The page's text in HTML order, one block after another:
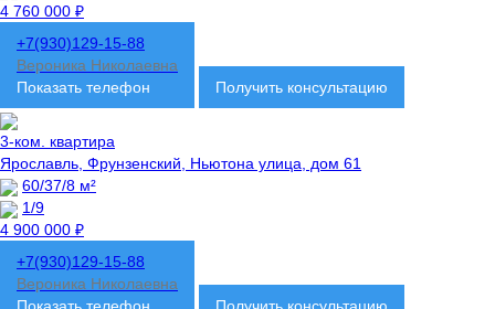
4 760 000 ₽
+7(930)129-15-88
Вероника Николаевна
Показать телефон
Получить консультацию
3-ком. квартира
Ярославль, Фрунзенский, Ньютона улица, дом 61
60/37/8 м²
1/9
4 900 000 ₽
+7(930)129-15-88
Вероника Николаевна